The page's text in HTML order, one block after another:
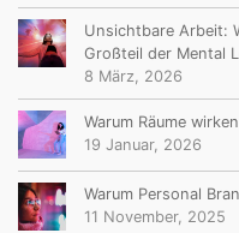
Unsichtbare Arbeit:
Großteil der Mental
8 März, 2026
Warum Räume
19 Januar, 2026
Warum Personal
11 November, 2025